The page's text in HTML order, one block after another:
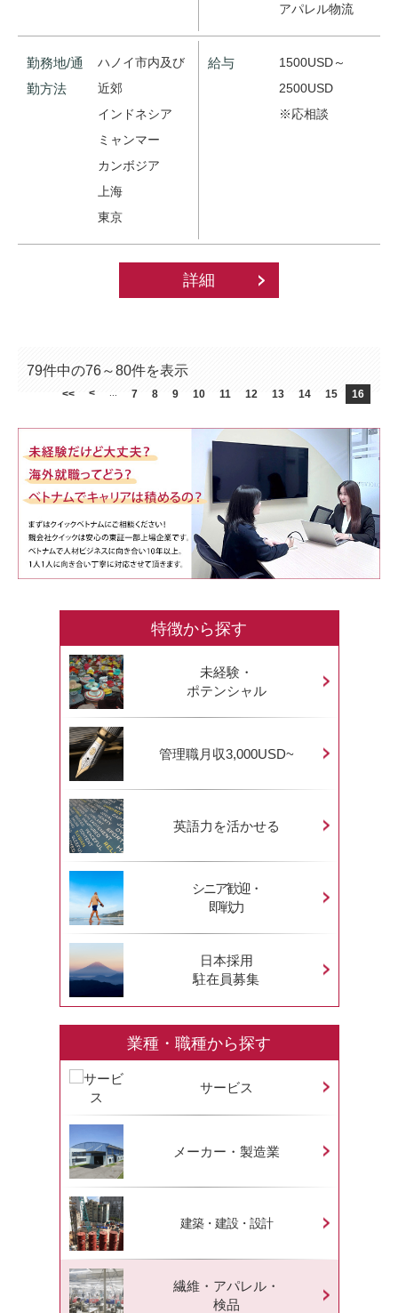
アパレル物流
勤務地/通
勤方法
ハノイ市内及び
近郊
インドネシア
ミャンマー
カンボジア
上海
東京
給与
1500USD～
2500USD
※応相談
詳細
79件中の76～80件を表示
<< < 7 8 9 10 11 12 13 14 15 16
特徴から探す
未経験・
ポテンシャル
管理職月収3,000USD~
英語力を活かせる
シニア歓迎・
即戦力
日本採用
駐在員募集
業種・職種から探す
サービス
メーカー・製造業
建築・建設・設計
繊維・アパレル・
検品